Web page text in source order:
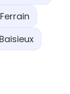
Baisieux